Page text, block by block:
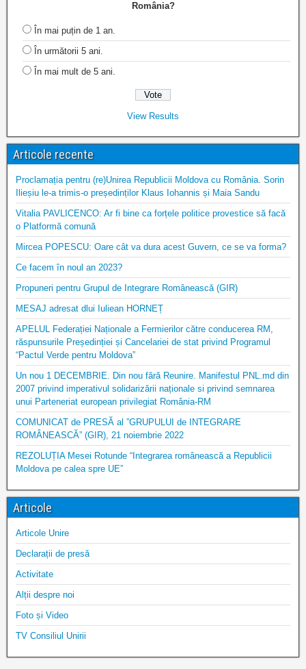
România?
În mai puțin de 1 an.
În următorii 5 ani.
În mai mult de 5 ani.
View Results
Articole recente
Proclamația pentru (re)Unirea Republicii Moldova cu România. Sorin
Ilieșiu le-a trimis-o președinților Klaus Iohannis și Maia Sandu
Vitalia PAVLICENCO: Ar fi bine ca forțele politice provestice să facă
o Platformă comună
Mircea POPESCU: Oare cât va dura acest Guvern, ce se va forma?
Ce facem în noul an 2023?
Propuneri pentru Grupul de Integrare Românească (GIR)
MESAJ adresat dlui Iuliean HORNEȚ
APELUL Federației Naționale a Fermierilor către conducerea RM,
răspunsurile Președinției și Cancelariei de stat privind Programul
“Pactul Verde pentru Moldova”
Un nou 1 DECEMBRIE. Din nou fără Reunire. Manifestul PNL.md din
2007 privind imperativul solidarizării naționale si privind semnarea
unui Parteneriat european privilegiat România-RM
COMUNICAT de PRESĂ al ”GRUPULUI de INTEGRARE
ROMÂNEASCĂ” (GIR), 21 noiembrie 2022
REZOLUȚIA Mesei Rotunde “Integrarea românească a Republicii
Moldova pe calea spre UE”
Articole
Articole Unire
Declarații de presă
Activitate
Alții despre noi
Foto și Video
TV Consiliul Unirii